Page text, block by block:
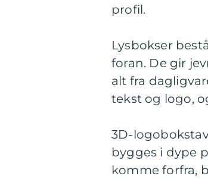
profil.
Lysbokser
foran. De gir
alt fra
tekst og logo,
3D-
bygges i dype
komme forfra,